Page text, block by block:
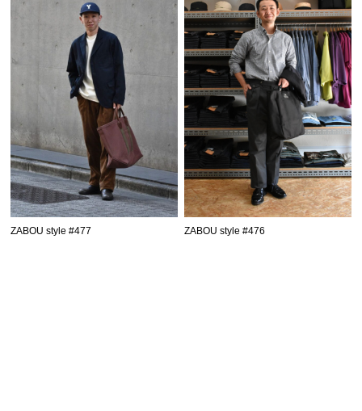
ZABOU style #477 ZABOU style #476